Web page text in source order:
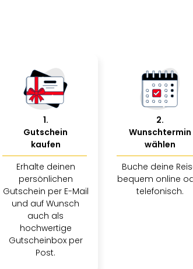
1.
Gutschein
kaufen
Erhalte deinen
persönlichen
Gutschein per E-Mail
und auf Wunsch
auch als
hochwertige
Gutscheinbox per
Post.
2.
Wunschtermin
wählen
Buche deine
bequem online
telefonisch.